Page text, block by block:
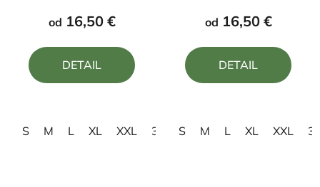
produktu
je
4,5
z
od 16,50 €
DETAIL
S M L XL XXL 3XL 4XL
produktu
je
5,0
z
od 16,50 €
DETAIL
S M L XL XXL